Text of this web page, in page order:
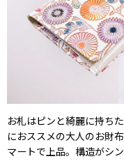
お札はピンと綺麗に持ち
におススメの大人のお財
マートで上品。構造がシ